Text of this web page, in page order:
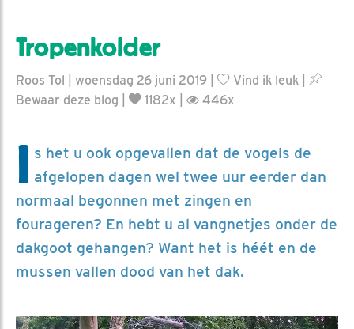
Tropenkolder
Roos Tol | woensdag 26 juni 2019 | Vind ik leuk
Bewaar deze blog
1182x | 446x
I s het u ook opgevallen dat de vogels de
afgelopen dagen wel twee uur eerder dan
normaal begonnen met zingen en
fourageren? En hebt u al vangnetjes onder de
dakgoot gehangen? Want het is héét en de
mussen vallen dood van het dak.